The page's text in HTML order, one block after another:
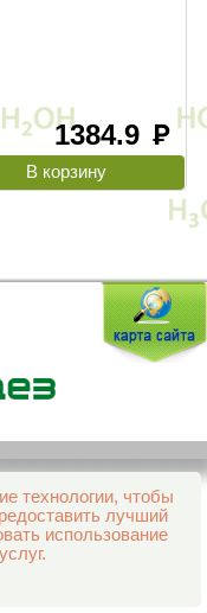
1384.9 руб
технологии, чтобы
лучший
использование